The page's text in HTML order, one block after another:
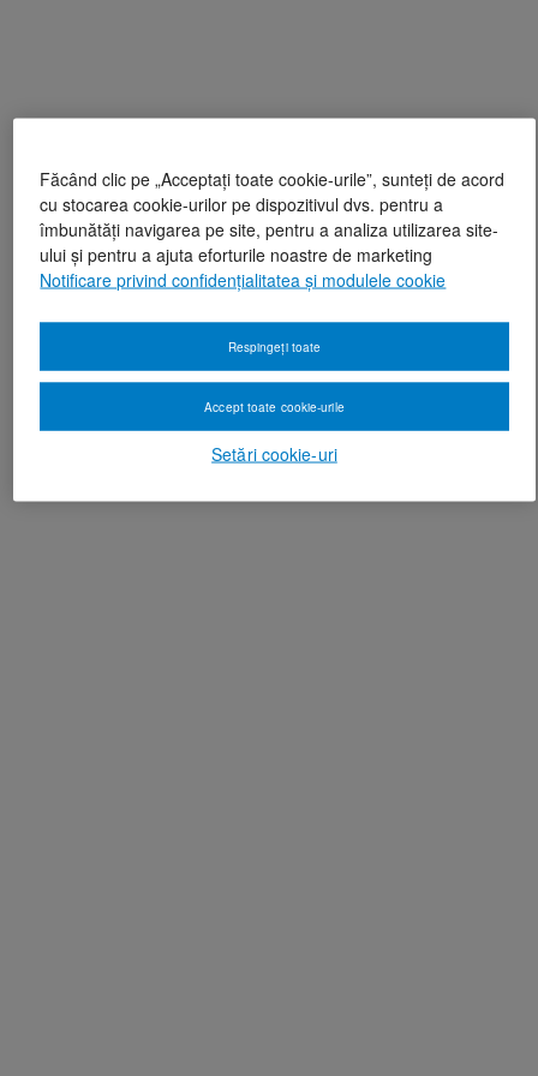
Făcând clic pe „Acceptați toate cookie-urile”, sunteți de acord
cu stocarea cookie-urilor pe dispozitivul dvs. pentru a
îmbunătăți navigarea pe site, pentru a analiza utilizarea site-
ului și pentru a ajuta eforturile noastre de marketing
Notificare privind confidențialitatea și modulele cookie
Setări cookie-uri
Respingeți toate
Accept toate cookie-urile